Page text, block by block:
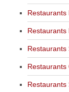
Restaurants
Restaurants
Restaurants
Restaurants
Restaurants